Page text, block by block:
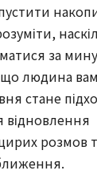
за
людина
стане
розмов